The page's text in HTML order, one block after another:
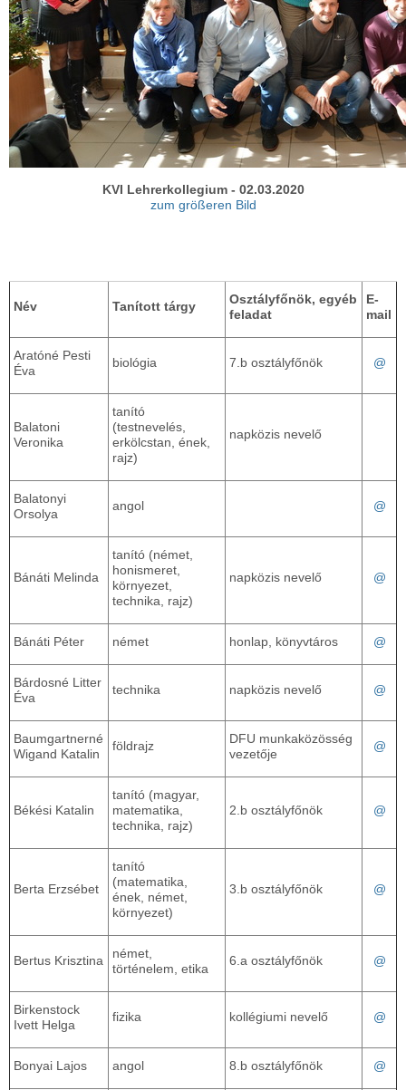
KVI Lehrerkollegium - 02.03.2020
zum größeren Bild
Név Tanított tárgy
Osztályfőnök, egyéb
feladat
E-
mail
Aratóné Pesti
Éva
biológia 7.b osztályfőnök @
Balatoni
Veronika
tanító
(testnevelés,
erkölcstan, ének,
rajz)
napközis nevelő
Balatonyi
Orsolya
angol @
Bánáti Melinda
tanító (német,
honismeret,
környezet,
technika, rajz)
napközis nevelő @
Bánáti Péter német honlap, könyvtáros @
Bárdosné Litter
Éva
technika napközis nevelő @
Baumgartnerné
Wigand Katalin
földrajz
DFU munkaközösség
vezetője
@
Békési Katalin
tanító (magyar,
matematika,
technika, rajz)
2.b osztályfőnök @
Berta Erzsébet
tanító
(matematika,
ének, német,
környezet)
3.b osztályfőnök @
Bertus Krisztina
német,
történelem, etika
6.a osztályfőnök @
Birkenstock
Ivett Helga
fizika kollégiumi nevelő @
Bonyai Lajos angol 8.b osztályfőnök @